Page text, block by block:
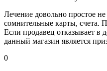
Лечение довольно простое
сомнительные карты, счета.
Если продавец отказывает в
данный магазин является
0